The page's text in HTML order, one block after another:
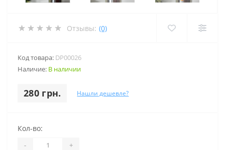
Отзывы: (0)
Код товара: DP00026
Наличие: В наличии
280 грн. Нашли дешевле?
Кол-во:
- +